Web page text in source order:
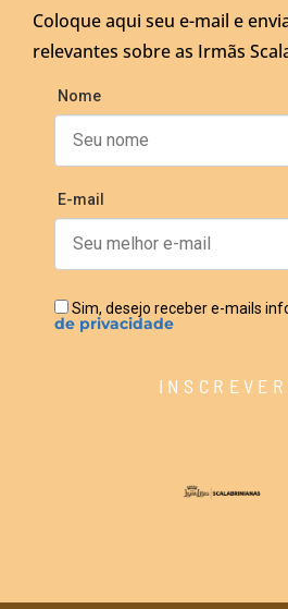
Coloque aqui seu e-mail e
relevantes sobre as Irmãs
Nome
E-mail
Sim, desejo receber e-mails
de privacidade